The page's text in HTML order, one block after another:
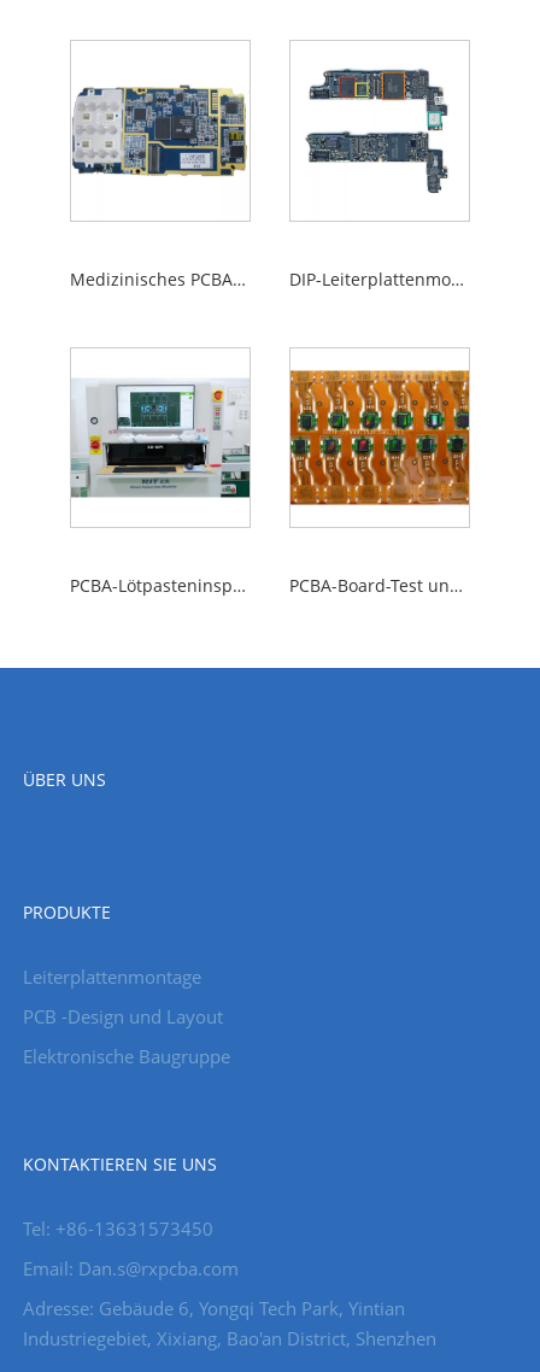
Medizinisches PCBA-Board DIP-Leiterplattenmontage
PCBA-Lötpasteninspektion PCBA-Board-Test und Qualitätskontrolle
ÜBER UNS
PRODUKTE
Leiterplattenmontage
PCB -Design und Layout
Elektronische Baugruppe
KONTAKTIEREN SIE UNS
Tel: +86-13631573450
Email: Dan.s@rxpcba.com
Adresse: Gebäude 6, Yongqi Tech Park, Yintian
Industriegebiet, Xixiang, Bao'an District, Shenzhen